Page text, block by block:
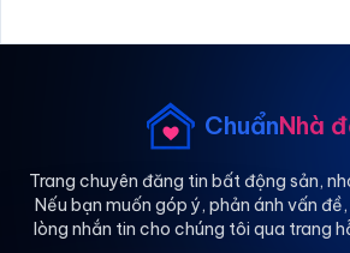
ChuẩnNhà
Trang chuyên đăng tin bất động sản,
Nếu bạn muốn góp ý, phản ánh vấn
lòng nhắn tin cho chúng tôi qua trang